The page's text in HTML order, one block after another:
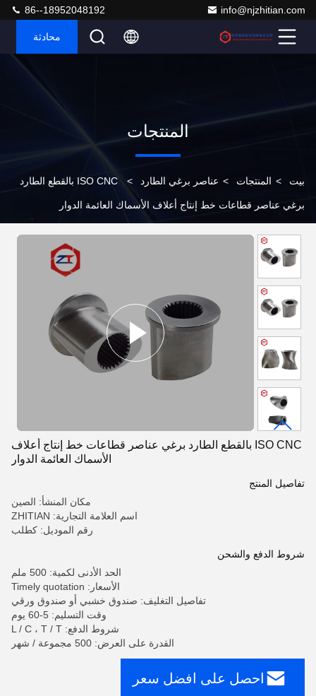
info@njzhitian.com
86--18952048192
محادثة
المنتجات
بيت > المنتجات > عناصر برغي الطارد > ISO CNC بالقطع الطارد
برغي عناصر قطاعات خط إنتاج أعلاف الأسماك العائمة الدوار
ISO CNC بالقطع الطارد برغي عناصر قطاعات خط إنتاج أعلاف
الأسماك العائمة الدوار
تفاصيل المنتج
مكان المنشأ: الصين
اسم العلامة التجارية: ZHITIAN
رقم الموديل: كطلب
شروط الدفع والشحن
الحد الأدنى لكمية: 500 ملم
الأسعار: Timely quotation
تفاصيل التغليف: صندوق خشبي أو صندوق ورقي
وقت التسليم: 5-60 يوم
شروط الدفع: L / C ، T / T
القدرة على العرض: 500 مجموعة / شهر
احصل على افضل سعر